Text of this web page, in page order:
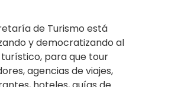
de Turismo está
y democratizando al
para que tour
agencias de viajes,